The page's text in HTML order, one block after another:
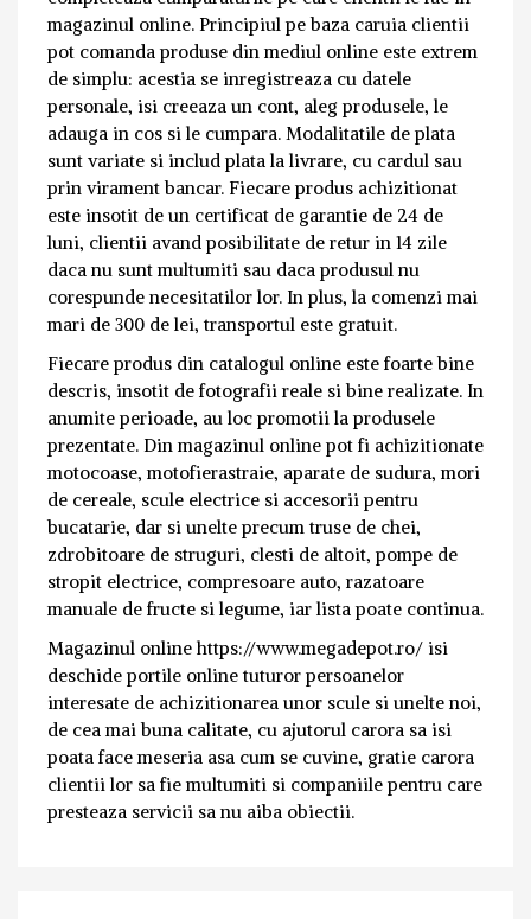
magazinul online. Principiul pe baza caruia clientii
pot comanda produse din mediul online este extrem
de simplu: acestia se inregistreaza cu datele
personale, isi creeaza un cont, aleg produsele, le
adauga in cos si le cumpara. Modalitatile de plata
sunt variate si includ plata la livrare, cu cardul sau
prin virament bancar. Fiecare produs achizitionat
este insotit de un certificat de garantie de 24 de
luni, clientii avand posibilitate de retur in 14 zile
daca nu sunt multumiti sau daca produsul nu
corespunde necesitatilor lor. In plus, la comenzi mai
mari de 300 de lei, transportul este gratuit.
Fiecare produs din catalogul online este foarte bine
descris, insotit de fotografii reale si bine realizate. In
anumite perioade, au loc promotii la produsele
prezentate. Din magazinul online pot fi achizitionate
motocoase, motofierastraie, aparate de sudura, mori
de cereale, scule electrice si accesorii pentru
bucatarie, dar si unelte precum truse de chei,
zdrobitoare de struguri, clesti de altoit, pompe de
stropit electrice, compresoare auto, razatoare
manuale de fructe si legume, iar lista poate continua.
Magazinul online https://www.megadepot.ro/ isi
deschide portile online tuturor persoanelor
interesate de achizitionarea unor scule si unelte noi,
de cea mai buna calitate, cu ajutorul carora sa isi
poata face meseria asa cum se cuvine, gratie carora
clientii lor sa fie multumiti si companiile pentru care
presteaza servicii sa nu aiba obiectii.